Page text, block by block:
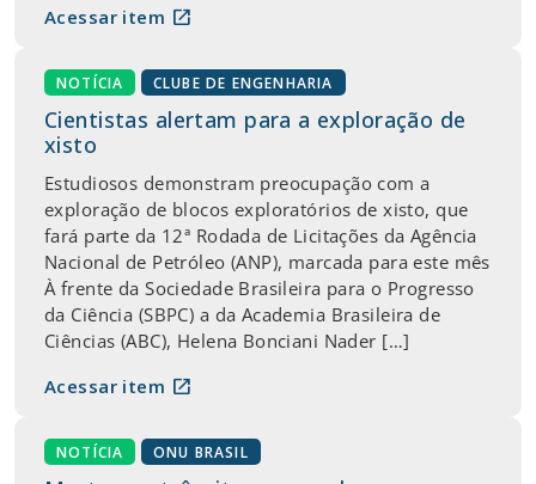
Acessar item open_in_new
NOTÍCIA CLUBE DE ENGENHARIA
Cientistas alertam para a exploração de
xisto
Estudiosos demonstram preocupação com a
exploração de blocos exploratórios de xisto, que
fará parte da 12ª Rodada de Licitações da Agência
Nacional de Petróleo (ANP), marcada para este mês
À frente da Sociedade Brasileira para o Progresso
da Ciência (SBPC) a da Academia Brasileira de
Ciências (ABC), Helena Bonciani Nader […]
Acessar item open_in_new
NOTÍCIA ONU BRASIL